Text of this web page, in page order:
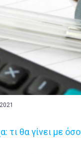
τι θα γίνει με